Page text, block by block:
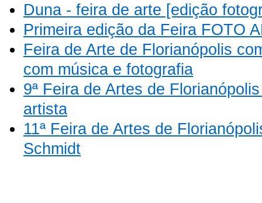
Duna - feira de arte [edição
Primeira edição da Feira FOTO
Feira de Arte de Florianópolis
com música e fotografia
9ª Feira de Artes de
artista
11ª Feira de Artes de
Schmidt